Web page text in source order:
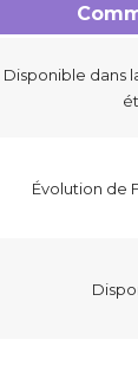
Disponible dans
Évolution de